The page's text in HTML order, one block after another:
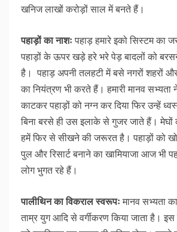
खनिज लाखों करोड़ों साल में बनते हैं।
पहाड़ों का नाशः पहाड़ हमारे इको सिस्टम का
पहाड़ों के ऊपर खड़े हरे भरे पेड़ बादलों को
है। पहाड़ अपनी तलहटी में बसे नगरों शहरों
का नियंत्रण भी करते हैं। हमारी मानव सभ्यता
काटकर पहाड़ों को नग्न कर दिया फिर उन्हें
बिना बरसे ही उस इलाके से गुजर जाते हैं। मेघों
हमें फिर से सीखने की जरूरत है। पहाड़ों को
पुल और रिसार्ट बनाने का खामियाजा आज भी
लोग भुगत रहे हैं।
पालीथिन का विकराल स्वरूपःमानव सभ्यता
ताम्र युग आदि से वर्गीकरण किया जाता है। इस